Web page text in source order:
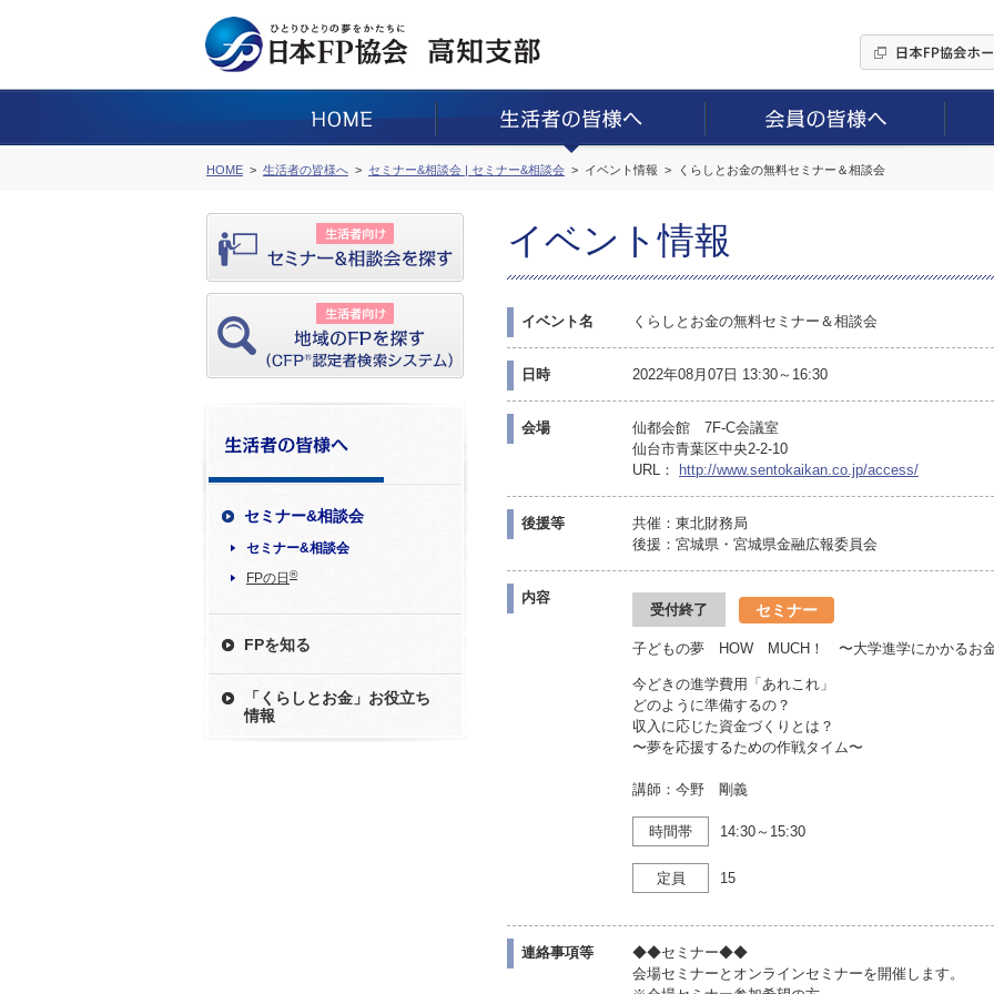
HOME 生活者の皆様へ セミナー&相談会 | セミナー&相談会 イベント情報 くらしとお金の無料セミナー＆相談会
セミナー&相談会
セミナー&相談会
FPの日 ®
FPを知る
「くらしとお金」お役立ち
情報
イベント情報
イベント名 くらしとお金の無料セミナー＆相談会
日時 2022年08月07日 13:30～16:30
会場
仙都会館 7F-C会議室
仙台市青葉区中央2-2-10
URL：
http://www.sentokaikan.co.jp/access/
後援等
共催：東北財務局
後援：宮城県・宮城県金融広報委員会
内容
受付終了 セミナー
子どもの夢 HOW MUCH！ 〜大学進学にかかるお
今どきの進学費用「あれこれ」
どのように準備するの？
収入に応じた資金づくりとは？
〜夢を応援するための作戦タイム〜
講師：今野 剛義
時間帯 14:30～15:30
定員 15
連絡事項等
◆◆セミナー◆◆
会場セミナーとオンラインセミナーを開催します。